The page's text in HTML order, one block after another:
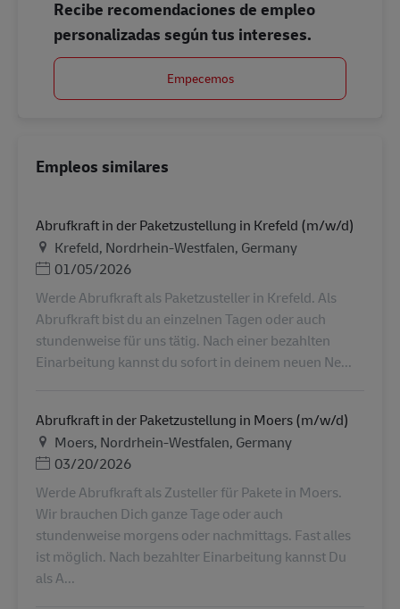
Recibe recomendaciones de empleo
personalizadas según tus intereses.
Empecemos
Empleos similares
Abrufkraft in der Paketzustellung in Krefeld (m/w/d)
Ubicación
Krefeld, Nordrhein-Westfalen, Germany
Posted Date
01/05/2026
Werde Abrufkraft als Paketzusteller in Krefeld. Als
Abrufkraft bist du an einzelnen Tagen oder auch
stundenweise für uns tätig. Nach einer bezahlten
Einarbeitung kannst du sofort in deinem neuen Ne...
Abrufkraft in der Paketzustellung in Moers (m/w/d)
Ubicación
Moers, Nordrhein-Westfalen, Germany
Posted Date
03/20/2026
Werde Abrufkraft als Zusteller für Pakete in Moers.
Wir brauchen Dich ganze Tage oder auch
stundenweise morgens oder nachmittags. Fast alles
ist möglich. Nach bezahlter Einarbeitung kannst Du
als A...